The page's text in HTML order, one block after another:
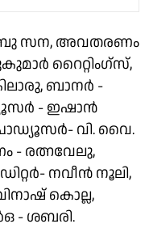
സന, അവതരണം
റൈറ്റിംഗ്സ്,
ബാനർ -
- ഇഷാൻ
വി. വൈ.
- രത്നവേലു,
നവീൻ നൂലി,
കൊല്ല,
- ശബരി.